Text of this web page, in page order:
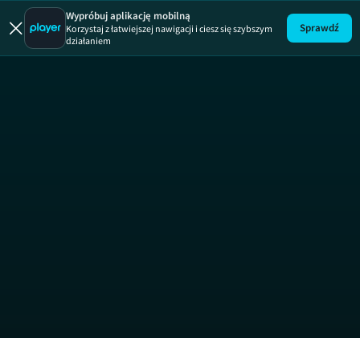
Julia ODCINEK 48
JULIA
Wypróbuj aplikację mobilną
Korzystaj z łatwiejszej nawigacji i ciesz się szybszym
działaniem
Sprawdź